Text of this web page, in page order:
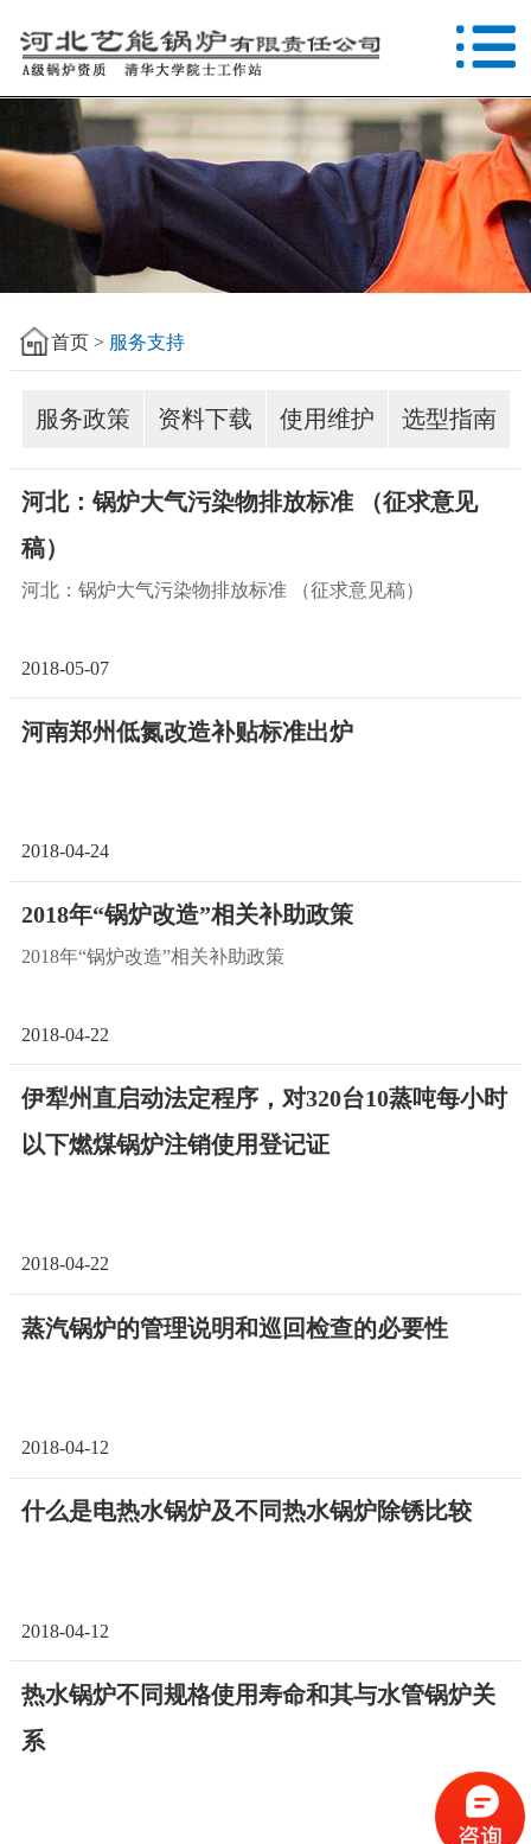
首页 > 服务支持
服务政策 资料下载 使用维护 选型指南
河北：锅炉大气污染物排放标准 （征求意见
稿）
河北：锅炉大气污染物排放标准 （征求意见稿）
2018-05-07
河南郑州低氮改造补贴标准出炉
2018-04-24
2018年“锅炉改造”相关补助政策
2018年“锅炉改造”相关补助政策
2018-04-22
伊犁州直启动法定程序，对320台10蒸吨每小时
以下燃煤锅炉注销使用登记证
2018-04-22
蒸汽锅炉的管理说明和巡回检查的必要性
2018-04-12
什么是电热水锅炉及不同热水锅炉除锈比较
2018-04-12
热水锅炉不同规格使用寿命和其与水管锅炉关
系